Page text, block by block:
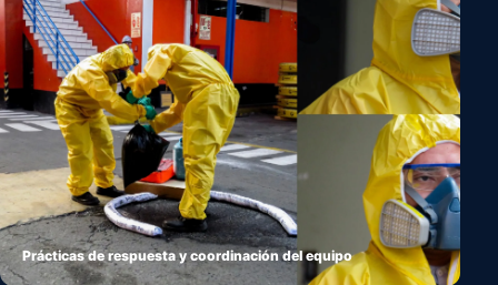
Prácticas de respuesta y coordinación del equipo